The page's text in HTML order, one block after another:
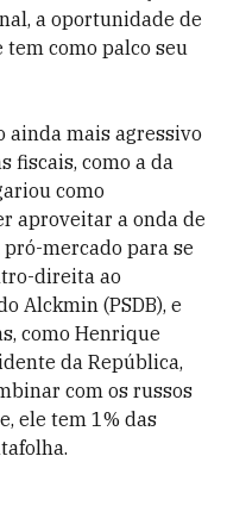
a oportunidade de
como palco seu
ainda mais agressivo
fiscais, como a da
como
aproveitar a onda de
mercado para se
direita ao
Alckmin (PSDB), e
como Henrique
da República,
com os russos
ele tem 1% das